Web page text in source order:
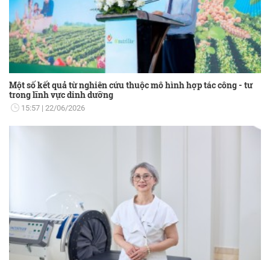
Một số kết quả từ nghiên cứu thuộc mô hình hợp tác công - tư
trong lĩnh vực dinh dưỡng
15:57 22/06/2026